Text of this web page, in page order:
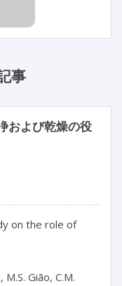
事
および乾燥の役
on the role of
Gião, C.M.